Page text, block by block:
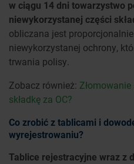
w ciągu 14 dni towarzystwo
niewykorzystanej części
obliczana jest
niewykorzystanej ochrony,
trwania polisy.
Zobacz również:
składkę za OC?
Co zrobić z tablicami i
wyrejestrowaniu?
Tablice rejestracyjne wraz z